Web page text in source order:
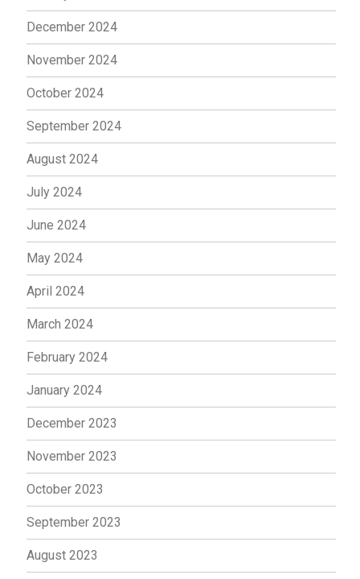
December 2024
November 2024
October 2024
September 2024
August 2024
July 2024
June 2024
May 2024
April 2024
March 2024
February 2024
January 2024
December 2023
November 2023
October 2023
September 2023
August 2023